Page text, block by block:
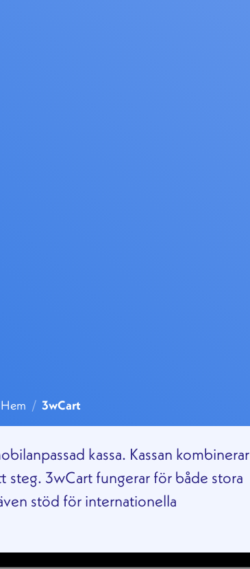
Hem / 3wCart
kassa. Kassan kombinerar
steg. 3wCart fungerar för både stora
stöd för internationella